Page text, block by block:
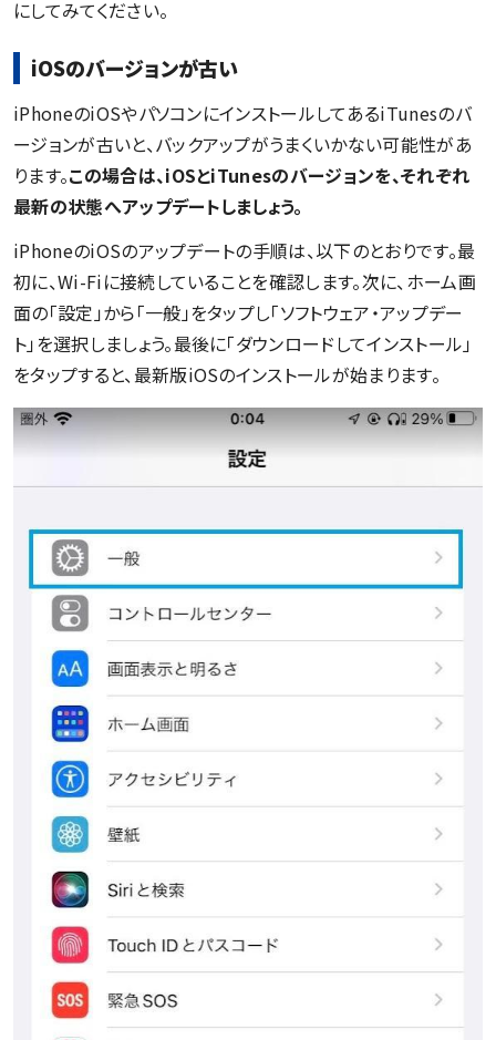
にしてみてください。
iOSのバージョンが古い
iPhoneのiOSやパソコンにインストールしてあるiTunesのバ
ージョンが古いと、バックアップがうまくいかない可能性があ
ります。この場合は、iOSとiTunesのバージョンを、それぞれ
最新の状態へアップデートしましょう。
iPhoneのiOSのアップデートの手順は、以下のとおりです。最
初に、Wi-Fiに接続していることを確認します。次に、ホーム画
面の「設定」から「一般」をタップし「ソフトウェア・アップデー
ト」を選択しましょう。最後に「ダウンロードしてインストール」
をタップすると、最新版iOSのインストールが始まります。